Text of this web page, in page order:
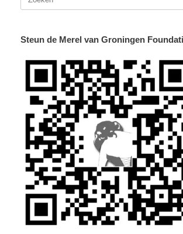
naar:
Steun de Merel van Groningen